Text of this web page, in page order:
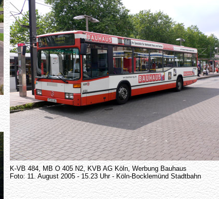
K-VB 484, MB O 405 N2, KVB AG Köln, Werbung Bauhaus
Foto: 11. August 2005 - 15.23 Uhr - Köln-Bocklemünd Stadtbahn